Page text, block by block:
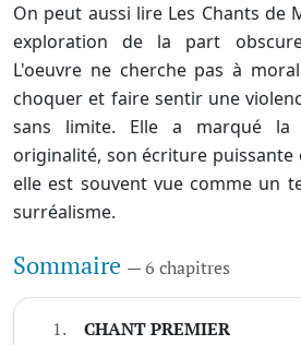
On peut aussi lire Les Chants de
exploration de la part
L'oeuvre ne cherche pas à
choquer et faire sentir une
sans limite. Elle a marqué
originalité, son écriture
elle est souvent vue comme un
surréalisme.
Sommaire — 6 chapitres
1. CHANT PREMIER